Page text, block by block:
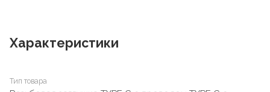
Характеристики
Тип товара